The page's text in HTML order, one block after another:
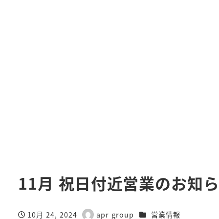
11月 祝日付近営業のお知
10月 24, 2024 apr group カテゴリー
営業情報